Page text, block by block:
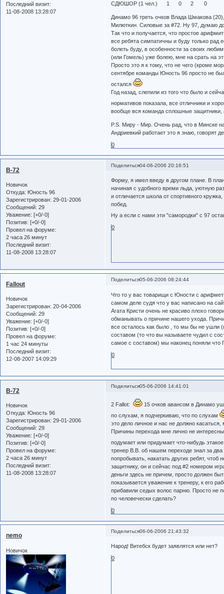
Последний визит:
11-08-2008 13:28:07
СДЮШОР (1 чел.) 1 0 2 0
Динамо 96 треть очков Влада Шмакова
Милюткин. Силовые за #72. Ну 97, думаю
Так что и получается, что простое
все ребята симпатичны и буду только рад
болеть буду, в особенности за своих
(или Гомель) уже болею, мне на срать на
Просто это я к тому, что не чего (кроме
сентябре команды Юность 96 просто не
остался
Год назад, слепили из того что было и
нормативов показала, все отличники и
вообще вся команда сплошные защитники,
P.S. Миру - Мир. Очень рад, что в Минске
Андриевкий работает это я знаю,
0
Поделиться04-06-2006 20:16:51
B-72
Новичок
Откуда: Юность 96
Зарегистрирован: 29-01-2006
Сообщений: 29
Уважение: [+0/-0]
Позитив: [+0/-0]
Провел на форуме:
2 часа 26 минут
Последний визит:
11-08-2008 13:28:07
Форму, я имел введу в другом плане. В
начиная с удобного времи льда, уютную
и отличается школа от спортивного
побед.
Ну а если с нами эти "самородки" с 97
0
Поделиться05-06-2006 08:24:44
Fallout
Новичок
Зарегистрирован: 20-04-2006
Сообщений: 29
Уважение: [+0/-0]
Позитив: [+0/-0]
Провел на форуме:
1 час 24 минуты
Последний визит:
12-08-2007 14:09:29
Что то у вас товарищи с Юности с
самом деле судя что у вас написано на
Агата Кристи очень не красиво плохо
обманывать о причине нашего ухода.
все осталось как было , то мы бы не ушли
составом (то что вы называете чудил с
самое с составом) мы наконец поняли что
0
Поделиться05-06-2006 14:41:01
B-72
Новичок
Откуда: Юность 96
Зарегистрирован: 29-01-2006
Сообщений: 29
Уважение: [+0/-0]
Позитив: [+0/-0]
Провел на форуме:
2 часа 26 минут
Последний визит:
11-08-2008 13:28:07
2 Fallot:
15 очков авансом в Динамо
по слухам, я подчеркиваю, что по слухам
это дело личное и нас не должно
Причины перехода мне лично не
подумает или придумает что-нибудь
тренер В.В. об нашем переходе знал за
попробывать, накатать других ребят,
защитнику, он и сейчас под #2 номером
деньги здесь не причем, просто должен
показывается уважение к тренеру, к его
прибавили седых волос парню. Просто не
по человечески сделать?
0
Поделиться06-06-2006 21:43:32
nemo
Новичок
Народ! Витебск будет заявлятся или нет?
0